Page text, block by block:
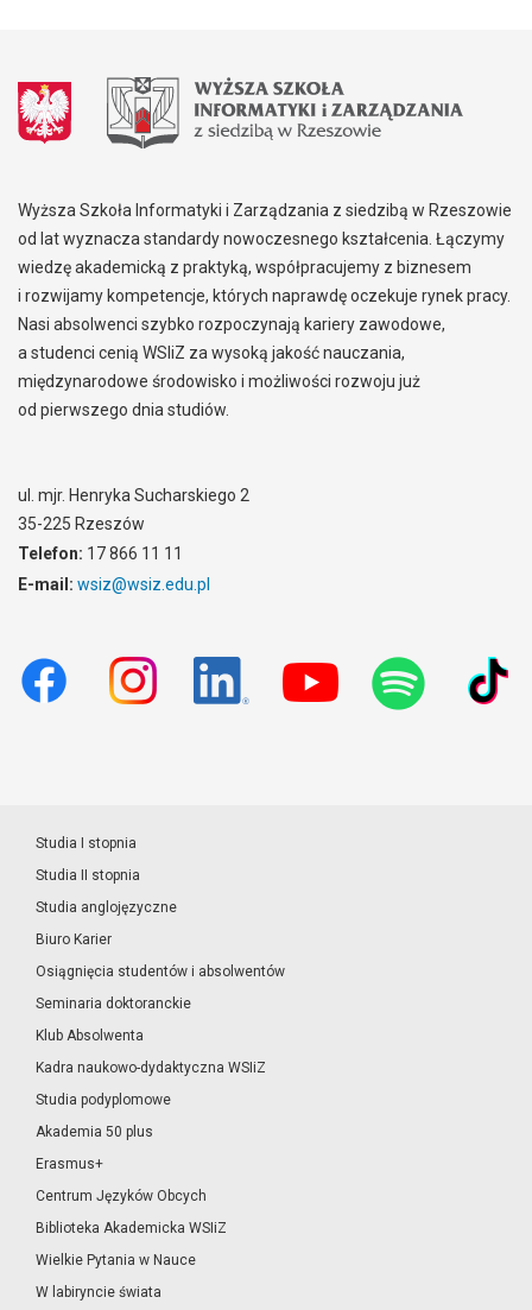
Wyższa Szkoła Informatyki i Zarządzania z siedzibą w Rzeszowie
od lat wyznacza standardy nowoczesnego kształcenia. Łączymy
wiedzę akademicką z praktyką, współpracujemy z biznesem
i rozwijamy kompetencje, których naprawdę oczekuje rynek pracy.
Nasi absolwenci szybko rozpoczynają kariery zawodowe,
a studenci cenią WSIiZ za wysoką jakość nauczania,
międzynarodowe środowisko i możliwości rozwoju już
od pierwszego dnia studiów.
ul. mjr. Henryka Sucharskiego 2
35-225 Rzeszów
Telefon: 17 866 11 11
E-mail: wsiz@wsiz.edu.pl
Studia I stopnia
Studia II stopnia
Studia anglojęzyczne
Biuro Karier
Osiągnięcia studentów i absolwentów
Seminaria doktoranckie
Klub Absolwenta
Kadra naukowo-dydaktyczna WSIiZ
Studia podyplomowe
Akademia 50 plus
Erasmus+
Centrum Języków Obcych
Biblioteka Akademicka WSIiZ
Wielkie Pytania w Nauce
W labiryncie świata